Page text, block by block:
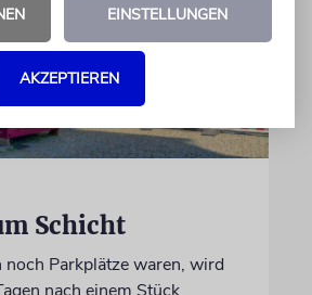
Schicht
Parkplätze waren, wird
EINSTELLUNGEN
AKZEPTIEREN